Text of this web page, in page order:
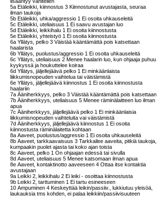
5a Etäleikki, kiinnostus 3 Kiinnostunut avustajasta, seuraa
ilman taukoja
5b Etäleikki, uhka/aggressio 1 Ei osoita uhkauseleitä
5c Etäleikki, uteliaisuus 1 Ei saavu avustajan luo
5d Etäleikki, leikkihalu 1 Ei osoita kiinnostusta
5e Etäleikki, yhteistyö 1 Ei osoita kiinnostusta
6a Yllätys, pelko 3 Väistää kääntämättä pois katsettaan
haalarista
6b Yllätys, puolustus/aggressio 1 Ei osoita uhkauseleitä
6c Yllätys, uteliaisuus 2 Menee haalarin luo, kun ohjaaja puhuu
kyykyssä ja houkuttelee koiraa
6d Yllätys, jäljellejäävä pelko 1 Ei minkäänlaista
liikkumisnopeuden vaihtelua tai väistämistä
6e Yllätys, jäljellejäävä kiinnostus 1 Ei osoita kiinnostusta
haalariin
7a Ääniherkkyys, pelko 3 Väistää kääntämättä pois katsettaan
7b Ääniherkkyys, uteliaisuus 5 Menee räminälaitteen luo ilman
apua
7c Ääniherkkyys, jäljellejäävä pelko 1 Ei minkäänlaisia
liikkumisnopeuden vaihteluita vai väistämistä
7d Ääniherkkyys, jäljellejäävä kiinnostus 1 Ei osoita
kiinnostusta räminälaitetta kohtaan
8a Aaveet, puolustus/aggressio 1 Ei osoita uhkauseleitä
8b Aaveet, tarkkaavaisuus 3 Tarkkailee aaveita, pitkiä taukoja,
kumpaakin puolet ajasta tai koko ajan toista
8c Aaveet, pelko 1 On ohjaajan edessä tai sivulla
8d Aaveet, uteliaisuus 5 Menee katsomaan ilman apua
8e Aaveet, kontaktinotto aaveeseen 4 Ottaa itse kontaktia
avustajaan
9a Leikki 2, leikkihalu 2 Ei leiki - osoittaa kiinnostusta
9b Leikki 2, tarttuminen 1 Ei tartu esineeseen
10 Ampuminen 4 Keskeyttää leikin/passiiv., lukkiutuu yleisöä,
laukauksia tms kohden, ei palaa leikkiin/passiivisuuteen